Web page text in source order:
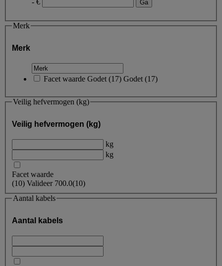
Merk
Merk
Facet waarde Godet (17) Godet (17)
Veilig hefvermogen (kg)
Veilig hefvermogen (kg)
kg
kg
Facet waarde
(10) Valideer 700.0(10)
Aantal kabels
Aantal kabels